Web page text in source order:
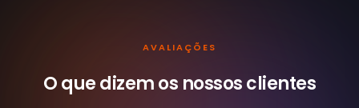
AVALIAÇÕES
O que dizem os nossosclientes